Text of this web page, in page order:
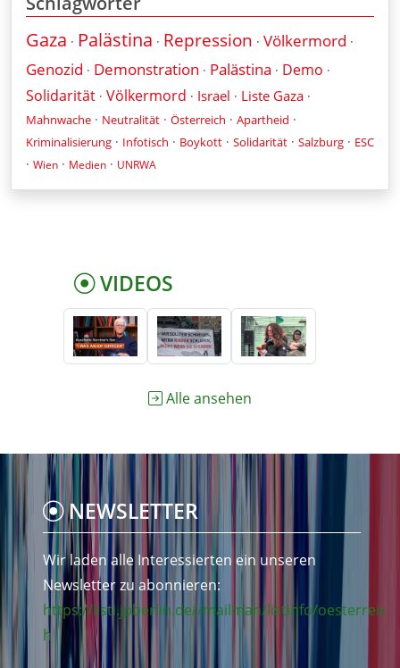
Gaza · Palästina · Repression · Völkermord ·
Genozid · Demonstration · Palästina · Demo ·
Solidarität · Völkermord · Israel · Liste Gaza ·
Mahnwache · Neutralität · Österreich · Apartheid ·
Kriminalisierung · Infotisch · Boykott · Solidarität · Salzburg · ESC
· Wien · Medien · UNRWA
VIDEOS
Alle ansehen
NEWSLETTER
Wir laden alle Interessierten ein unseren
Newsletter zu abonnieren:
https://listi.jpberlin.de//mailman/listinfo/oesterreic
h